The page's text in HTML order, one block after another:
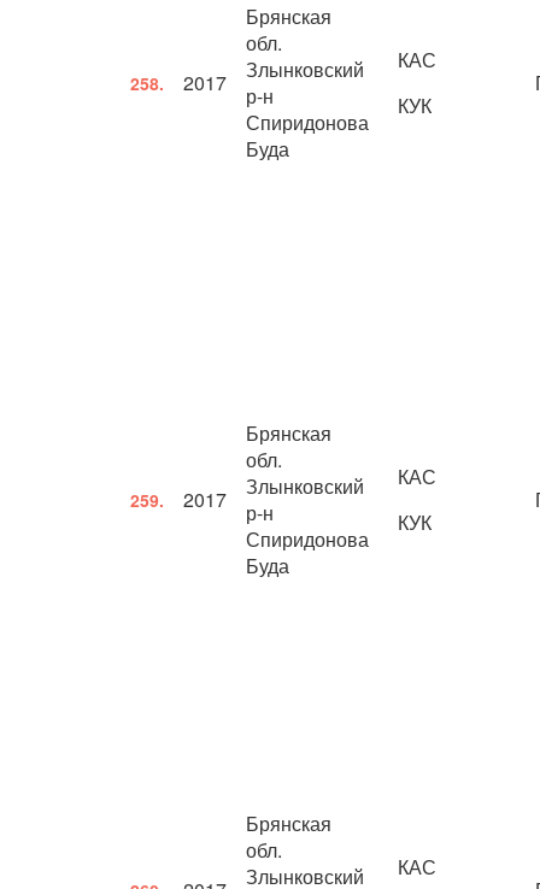
258. 2017
Брянская
обл.
Злынковский
р-н
Спиридонова
Буда
КАС
КУК
259. 2017
Брянская
обл.
Злынковский
р-н
Спиридонова
Буда
КАС
КУК
Брянская
обл.
Злынковский
КАС